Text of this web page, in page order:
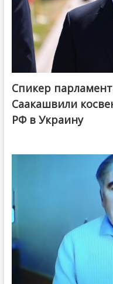
Спикер
Саакашвили
РФ в Украину